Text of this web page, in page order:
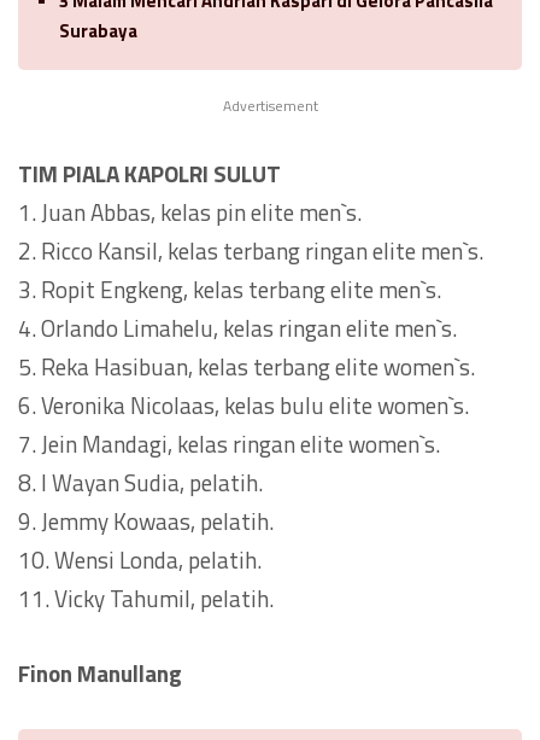
Surabaya
Advertisement
TIM PIALA KAPOLRI SULUT
1. Juan Abbas, kelas pin elite men`s.
2. Ricco Kansil, kelas terbang ringan elite men`s.
3. Ropit Engkeng, kelas terbang elite men`s.
4. Orlando Limahelu, kelas ringan elite men`s.
5. Reka Hasibuan, kelas terbang elite women`s.
6. Veronika Nicolaas, kelas bulu elite women`s.
7. Jein Mandagi, kelas ringan elite women`s.
8. I Wayan Sudia, pelatih.
9. Jemmy Kowaas, pelatih.
10. Wensi Londa, pelatih.
11. Vicky Tahumil, pelatih.
Finon Manullang